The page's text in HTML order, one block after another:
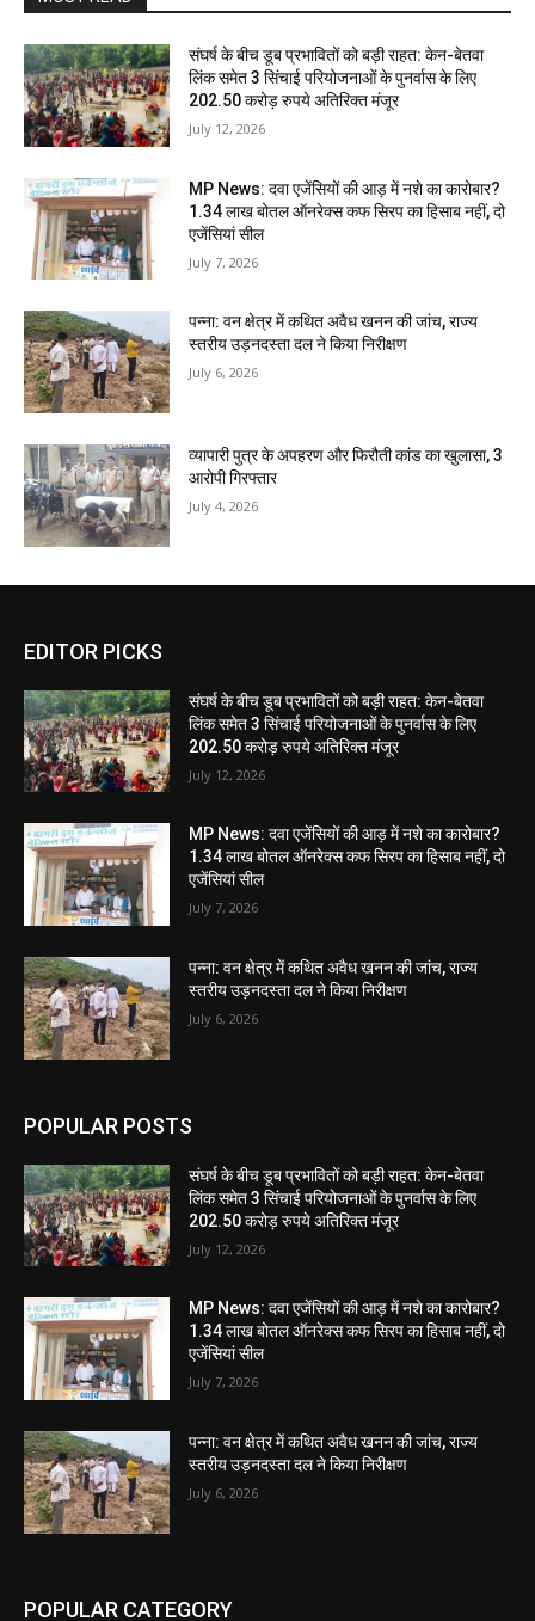
संघर्ष के बीच डूब प्रभावितों को बड़ी राहत: केन-बेतवा
लिंक समेत 3 सिंचाई परियोजनाओं के पुनर्वास के लिए
202.50 करोड़ रुपये अतिरिक्त मंजूर
July 12, 2026
MP News: दवा एजेंसियों की आड़ में नशे का कारोबार?
1.34 लाख बोतल ऑनरेक्स कफ सिरप का हिसाब नहीं, दो
एजेंसियां सील
July 7, 2026
पन्ना: वन क्षेत्र में कथित अवैध खनन की जांच, राज्य
स्तरीय उड़नदस्ता दल ने किया निरीक्षण
July 6, 2026
व्यापारी पुत्र के अपहरण और फिरौती कांड का खुलासा, 3
आरोपी गिरफ्तार
July 4, 2026
EDITOR PICKS
संघर्ष के बीच डूब प्रभावितों को बड़ी राहत: केन-बेतवा
लिंक समेत 3 सिंचाई परियोजनाओं के पुनर्वास के लिए
202.50 करोड़ रुपये अतिरिक्त मंजूर
July 12, 2026
MP News: दवा एजेंसियों की आड़ में नशे का कारोबार?
1.34 लाख बोतल ऑनरेक्स कफ सिरप का हिसाब नहीं, दो
एजेंसियां सील
July 7, 2026
पन्ना: वन क्षेत्र में कथित अवैध खनन की जांच, राज्य
स्तरीय उड़नदस्ता दल ने किया निरीक्षण
July 6, 2026
POPULAR POSTS
संघर्ष के बीच डूब प्रभावितों को बड़ी राहत: केन-बेतवा
लिंक समेत 3 सिंचाई परियोजनाओं के पुनर्वास के लिए
202.50 करोड़ रुपये अतिरिक्त मंजूर
July 12, 2026
MP News: दवा एजेंसियों की आड़ में नशे का कारोबार?
1.34 लाख बोतल ऑनरेक्स कफ सिरप का हिसाब नहीं, दो
एजेंसियां सील
July 7, 2026
पन्ना: वन क्षेत्र में कथित अवैध खनन की जांच, राज्य
स्तरीय उड़नदस्ता दल ने किया निरीक्षण
July 6, 2026
POPULAR CATEGORY